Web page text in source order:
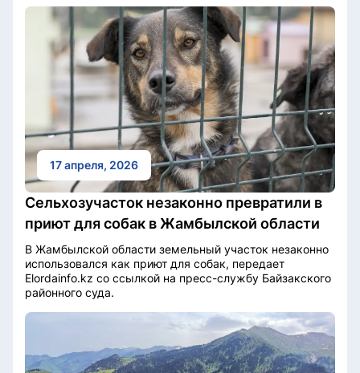
17 апреля, 2026
Сельхозучасток незаконно превратили в
приют для собак в Жамбылской области
В Жамбылской области земельный участок незаконно
использовался как приют для собак, передает
Elordainfo.kz со ссылкой на пресс-службу Байзакского
районного суда.